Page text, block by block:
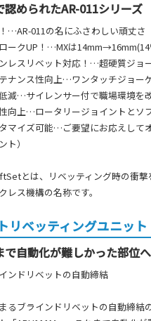
認められたAR-011シリー
…AR-011の名にふさわしい頑丈さ
ークUP！…MXは14mm→16mm(14
レスリベット対応！…超硬質ジ
ナンス性向上…ワンタッチジョー
減…サイレンサー付で職場環境を
向上…ロータリージョイントとソ
マイズ可能…ご要望にお応えして
ト）
とは、リベッティング時の衝撃
レス機構の名称です。
リベッティングユニッ
で自動化が難しかった部位
ンドリベットの自動締結
るブラインドリベットの自動締結